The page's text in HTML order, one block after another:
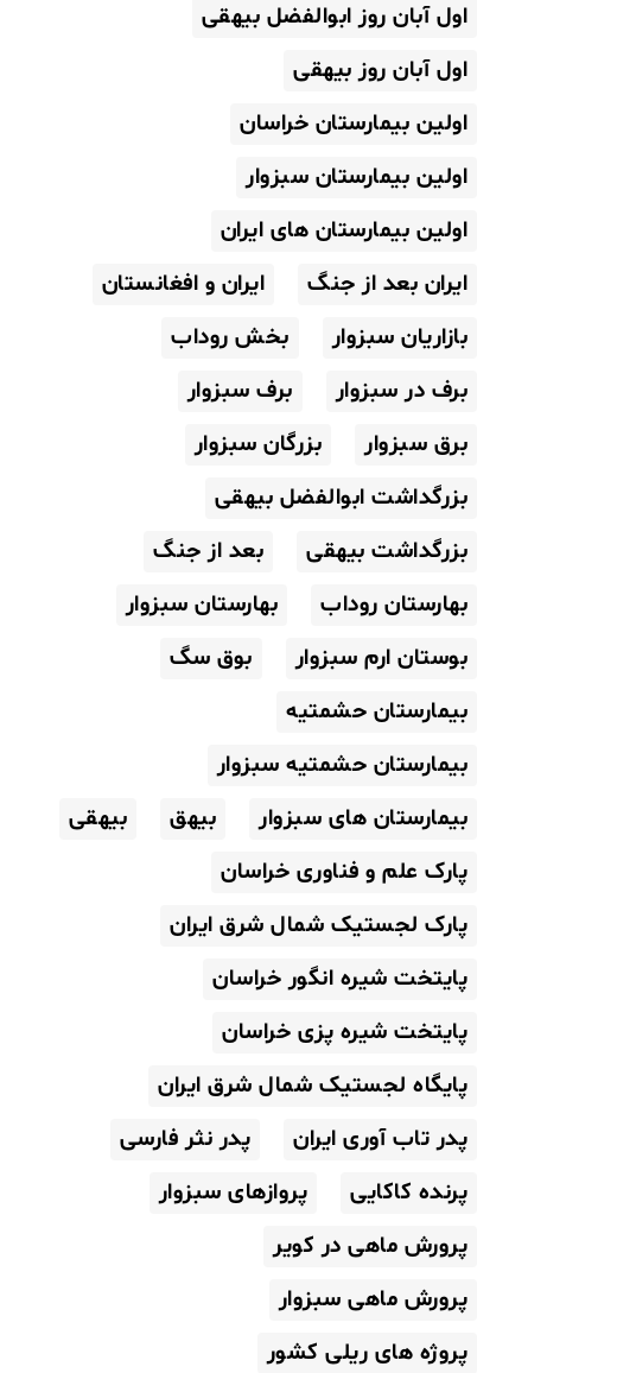
اول آبان روز ابوالفضل بیهقی
اول آبان روز بیهقی
اولین بیمارستان خراسان
اولین بیمارستان سبزوار
اولین بیمارستان های ایران
ایران بعد از جنگ
ایران و افغانستان
بازاریان سبزوار
بخش روداب
برف در سبزوار
برف سبزوار
برق سبزوار
بزرگان سبزوار
بزرگداشت ابوالفضل بیهقی
بزرگداشت بیهقی
بعد از جنگ
بهارستان روداب
بهارستان سبزوار
بوستان ارم سبزوار
بوق سگ
بیمارستان حشمتیه
بیمارستان حشمتیه سبزوار
بیمارستان های سبزوار
بیهق
بیهقی
پارک علم و فناوری خراسان
پارک لجستیک شمال شرق ایران
پایتخت شیره انگور خراسان
پایتخت شیره پزی خراسان
پایگاه لجستیک شمال شرق ایران
پدر تاب آوری ایران
پدر نثر فارسی
پرنده کاکایی
پروازهای سبزوار
پرورش ماهی در کویر
پرورش ماهی سبزوار
پروژه های ریلی کشور